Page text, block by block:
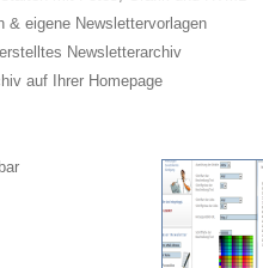
& eigene Newslettervorlagen
Newsletterarchiv
auf Ihrer Homepage